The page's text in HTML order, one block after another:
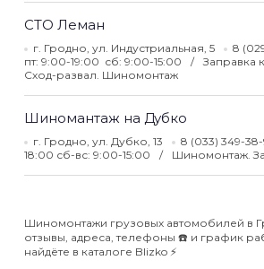
СТО Леман
г. Гродно, ул. Индустриальная, 5 8
пт: 9:00-19:00 сб: 9:00-15:00
Заправка
Сход-развал. Шиномонтаж
Шиномантаж на Дубко
г. Гродно, ул. Дубко, 13 8 (033) 349-
18:00 сб-вс: 9:00-15:00
Шиномонтаж.
Шиномонтажи грузовых автомобилей в
отзывы, адреса, телефоны ☎️ и график
найдёте в каталоге Blizko ⚡️